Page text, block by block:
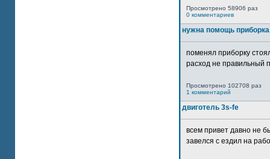
Просмотрено 58906 раз
0 комментариев
нужна помощь
поменял приборку
расход не правильный
Просмотрено 102708 раз
1 комментарий
двиготель 3s-fe
всем привет давно не
завелся с ездил на